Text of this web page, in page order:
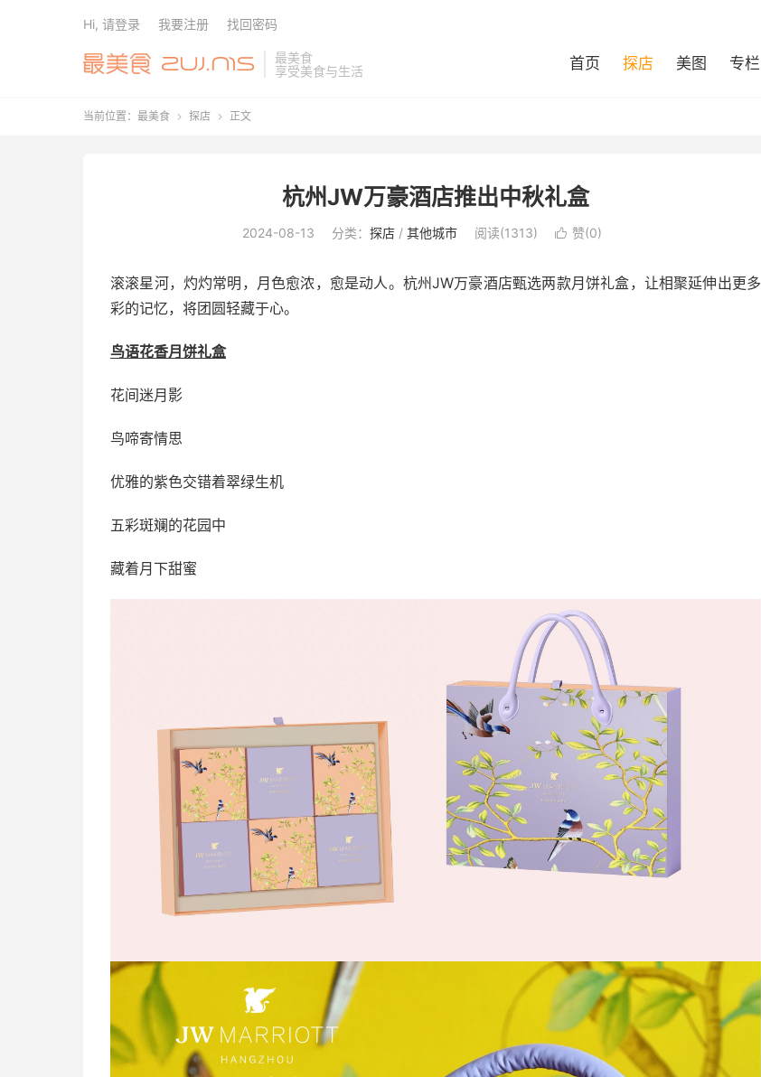
最美食
享受美食与生活
首页 探店 美图 专栏
Hi, 请登录 我要注册 找回密码
当前位置： 最美食  探店  正文
杭州JW万豪酒店推出中秋礼盒
2024-08-13 分类： 探店 / 其他城市 阅读(1313)  赞(0)
滚滚星河，灼灼常明，月色愈浓，愈是动人。杭州JW万豪酒店甄选两款月饼礼盒，让相聚延伸出更多
彩的记忆，将团圆轻藏于心。
鸟语花香月饼礼盒
花间迷月影
鸟啼寄情思
优雅的紫色交错着翠绿生机
五彩斑斓的花园中
藏着月下甜蜜